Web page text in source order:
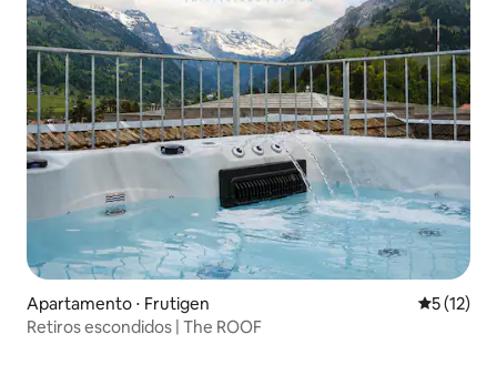
Apartamento ⋅ Frutigen 5 de uma
5 (12)
Retiros escondidos | The ROOF